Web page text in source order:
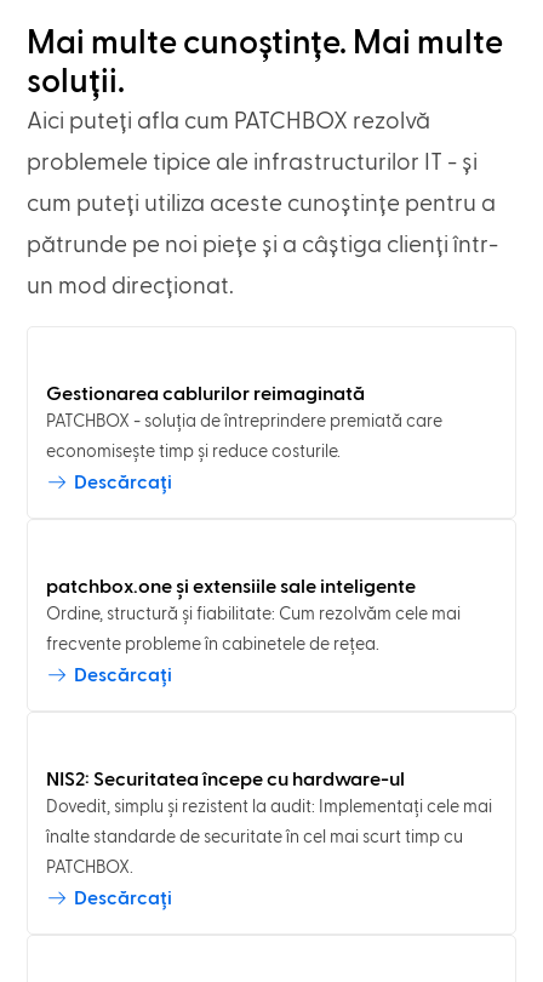
Mai multe cunoștințe. Mai multe
soluții.
Aici puteți afla cum PATCHBOX rezolvă
problemele tipice ale infrastructurilor IT - și
cum puteți utiliza aceste cunoștințe pentru a
pătrunde pe noi piețe și a câștiga clienți într-
un mod direcționat.
Gestionarea cablurilor reimaginată
PATCHBOX - soluția de întreprindere premiată care
economisește timp și reduce costurile.
Descărcați
patchbox.one și extensiile sale inteligente
Ordine, structură și fiabilitate: Cum rezolvăm cele mai
frecvente probleme în cabinetele de rețea.
Descărcați
NIS2: Securitatea începe cu hardware-ul
Dovedit, simplu și rezistent la audit: Implementați cele mai
înalte standarde de securitate în cel mai scurt timp cu
PATCHBOX.
Descărcați